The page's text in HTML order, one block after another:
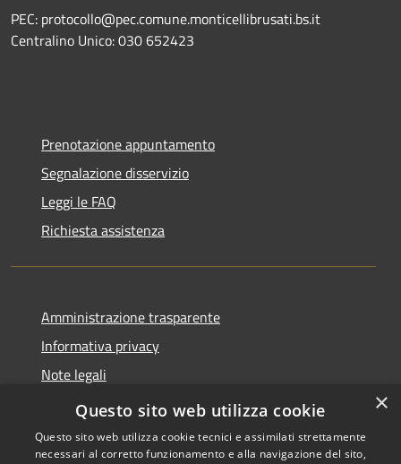
PEC: protocollo@pec.comune.monticellibrusati.bs.it
Centralino Unico: 030 652423
Prenotazione appuntamento
Segnalazione disservizio
Leggi le FAQ
Richiesta assistenza
Amministrazione trasparente
Informativa privacy
Note legali
Dichiarazione di accessibilità
×
Questo sito web utilizza cookie
Questo sito web utilizza cookie tecnici e assimilati strettamente
necessari al corretto funzionamento e alla navigazione del sito,